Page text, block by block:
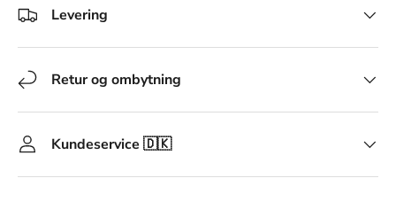
Levering
Retur og ombytning
Kundeservice 🇩🇰